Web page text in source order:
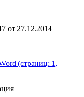
от 27.12.2014
(страниц: 1,